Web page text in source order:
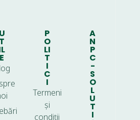
U
T
E
P
O
LI
T
I
C
I
Termeni
și
condiții
A
N
P
C
-
S
O
L
U
T
I